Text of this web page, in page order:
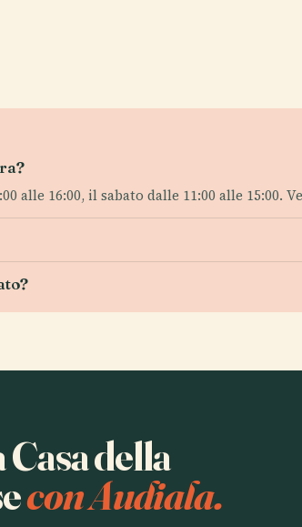
alle 16:00, il sabato dalle 11:00 alle 15:00.
della
con Audiala.